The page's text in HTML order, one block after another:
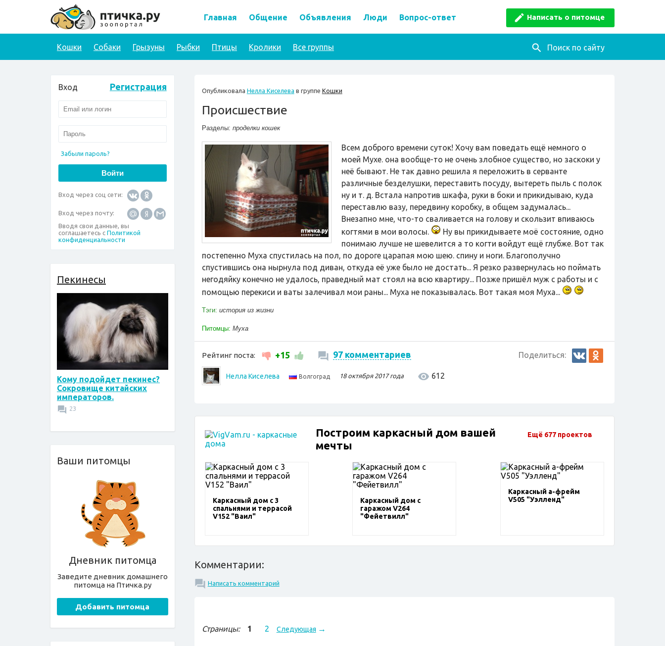
Написать о питомце
Главная Общение Объявления Люди Вопрос-ответ
Поиск по сайту
Кошки Собаки Грызуны Рыбки Птицы Кролики Все группы
Вход Регистрация
Забыли пароль?
Вход через соц сети:
Вход через почту:
Вводя свои данные, вы
соглашаетесь с Политикой
конфиденциальности
Пекинесы
Кому подойдет пекинес?
Сокровище китайских
императоров.
23
Ваши питомцы
Дневник питомца
Заведите дневник домашнего
питомца на Птичка.ру
Добавить питомца
Опубликовала Нелла Киселева в группе Кошки
Происшествие
Разделы: проделки кошек
Всем доброго времени суток! Хочу вам поведать ещё немного о
моей Мухе. она вообще-то не очень злобное существо, но заскоки у
неё бывают. Не так давно решила я переложить в серванте
различные безделушки, переставить посуду, вытереть пыль с полок
ну и т. д. Встала напротив шкафа, руки в боки и прикидываю, куда
переставлю вазу, передвину коробку, в общем задумалась...
Внезапно мне, что-то сваливается на голову и скользит впиваюсь
когтями в мои волосы.
Ну вы прикидываете моё состояние, одно
понимаю лучше не шевелится а то когти войдут ещё глубже. Вот так
постепенно Муха спустилась на пол, по дороге царапая мою шею. спину и ноги. Благополучно
спустившись она нырнула под диван, откуда её уже было не достать... Я резко развернулась но поймать
негодяйку конечно не удалось, праведный мат стоял на всю квартиру... Позже пришёл муж с работы и с
помощью перекиси и ваты залечивал мои раны... Муха не показывалась. Вот такая моя Муха...
Тэги: история из жизни
Питомцы: Муха
Рейтинг поста: +15 97 комментариев
Нелла Киселева Волгоград 18 октября 2017 года 612
Поделиться:
Построим каркасный дом вашей
мечты
Ещё 677 проектов
Каркасный дом с 3
спальнями и террасой
V152 "Ваил"
Каркасный дом с
гаражом V264
"Фейетвилл"
Каркасный а-фрейм
V505 "Уэлленд"
Комментарии:
Написать комментарий
Страницы: 1 2 Следующая →